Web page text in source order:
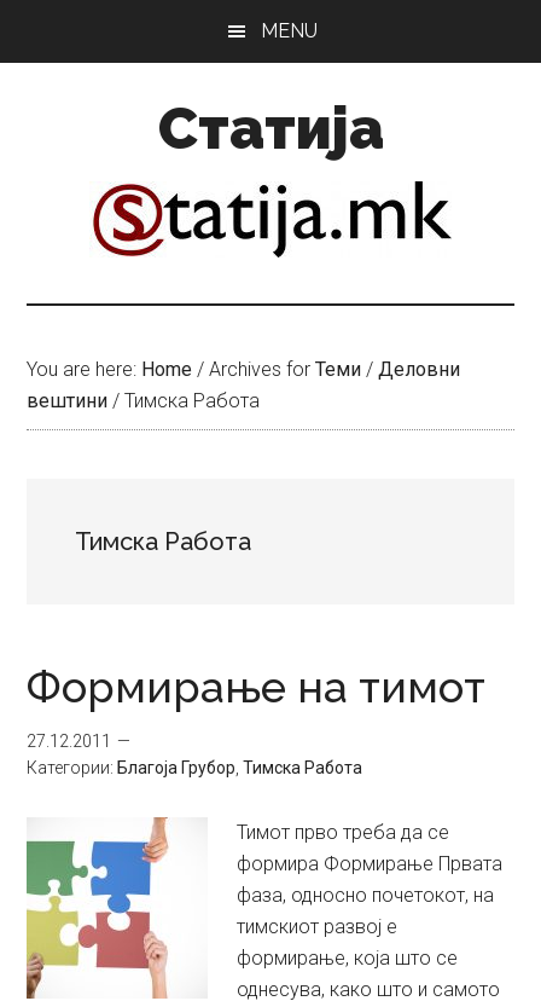
MENU
Статија
You are here: Home / Archives forТеми / Деловни
вештини / Тимска Работа
Тимска Работа
Формирање на тимот
27.12.2011
Категории: Благоја Грубор ,Тимска Работа
Тимот прво треба да се
формира Формирање Првата
фаза, односно почетокот, на
тимскиот развој е
формирање, која што се
однесува, како што и самото